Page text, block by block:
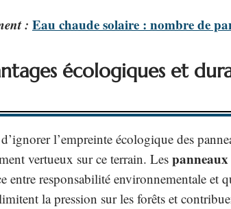
: Eau chaude solaire : nombre de
écologiques et
l’empreinte écologique des
vertueux sur ce terrain. Les
entre responsabilité environnementale et
la pression sur les forêts et